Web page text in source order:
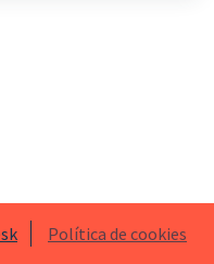
Política de cookies